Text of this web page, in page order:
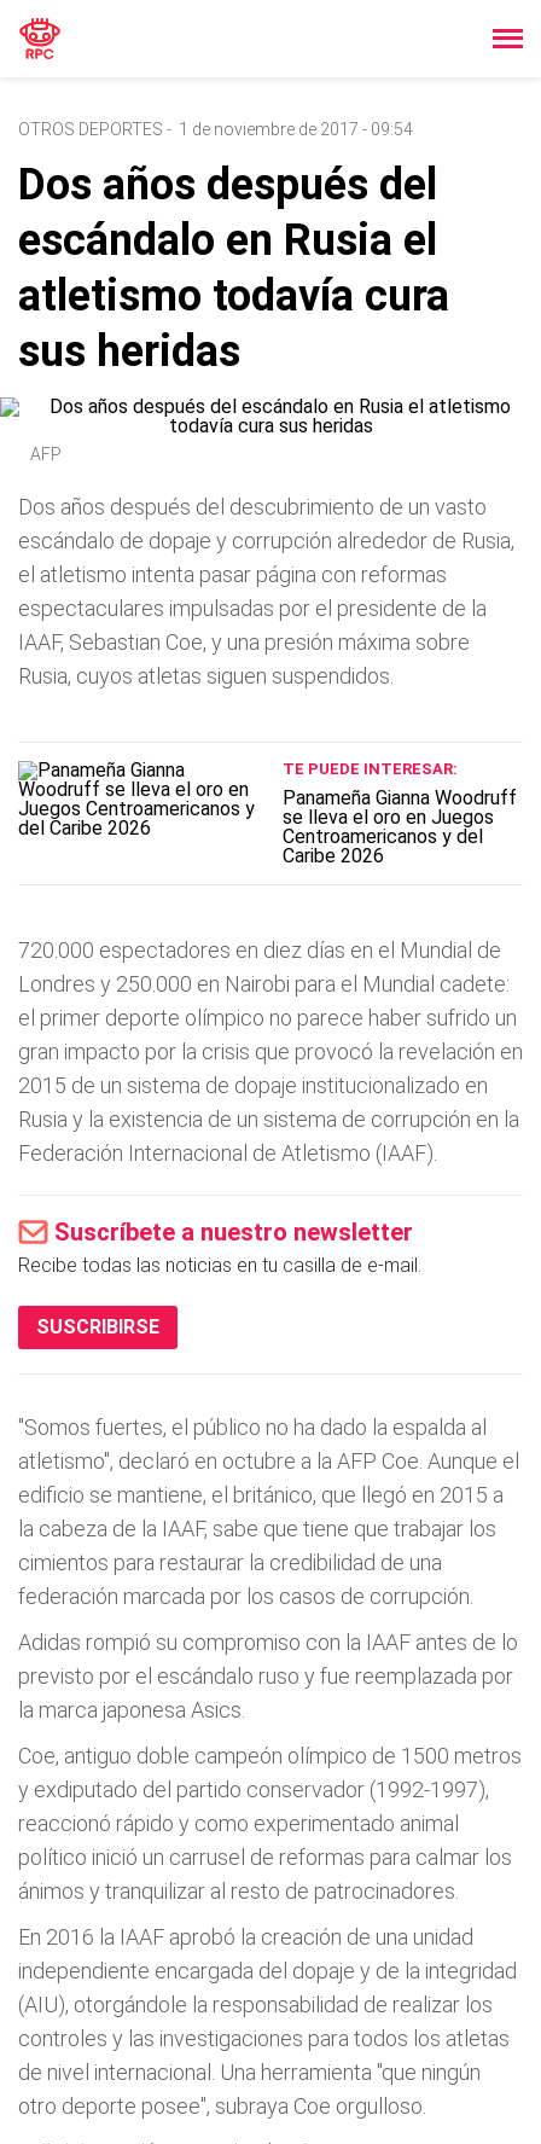
OTROS DEPORTES - 1 de noviembre de 2017 - 09:54
Dos años después del
escándalo en Rusia el
atletismo todavía cura
sus heridas
AFP
Dos años después del descubrimiento de un vasto
escándalo de dopaje y corrupción alrededor de Rusia,
el atletismo intenta pasar página con reformas
espectaculares impulsadas por el presidente de la
IAAF, Sebastian Coe, y una presión máxima sobre
Rusia, cuyos atletas siguen suspendidos.
TE PUEDE INTERESAR:
Panameña Gianna Woodruff
se lleva el oro en Juegos
Centroamericanos y del
Caribe 2026
720.000 espectadores en diez días en el Mundial de
Londres y 250.000 en Nairobi para el Mundial cadete:
el primer deporte olímpico no parece haber sufrido un
gran impacto por la crisis que provocó la revelación en
2015 de un sistema de dopaje institucionalizado en
Rusia y la existencia de un sistema de corrupción en la
Federación Internacional de Atletismo (IAAF).
Suscríbete a nuestro newsletter
Recibe todas las noticias en tu casilla de e-mail.
SUSCRIBIRSE
"Somos fuertes, el público no ha dado la espalda al
atletismo", declaró en octubre a la AFP Coe. Aunque el
edificio se mantiene, el británico, que llegó en 2015 a
la cabeza de la IAAF, sabe que tiene que trabajar los
cimientos para restaurar la credibilidad de una
federación marcada por los casos de corrupción.
Adidas rompió su compromiso con la IAAF antes de lo
previsto por el escándalo ruso y fue reemplazada por
la marca japonesa Asics.
Coe, antiguo doble campeón olímpico de 1500 metros
y exdiputado del partido conservador (1992-1997),
reaccionó rápido y como experimentado animal
político inició un carrusel de reformas para calmar los
ánimos y tranquilizar al resto de patrocinadores.
En 2016 la IAAF aprobó la creación de una unidad
independiente encargada del dopaje y de la integridad
(AIU), otorgándole la responsabilidad de realizar los
controles y las investigaciones para todos los atletas
de nivel internacional. Una herramienta "que ningún
otro deporte posee", subraya Coe orgulloso.